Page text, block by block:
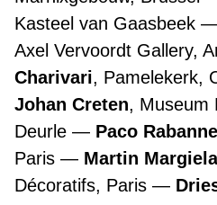
Kasteel van Gaasbeek
Axel Vervoordt Gallery,
Charivari, Pamelekerk,
Johan Creten, Museum
Deurle
Paco Rabanne
Paris
Martin Margiela
Décoratifs, Paris